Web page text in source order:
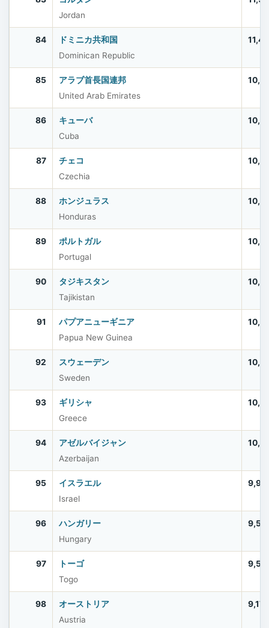
Jordan
84
ドミニカ共和国
Dominican Republic
85
アラブ首長国連邦
United Arab Emirates
86
キューバ
Cuba
87
チェコ
Czechia
88
ホンジュラス
Honduras
89
ポルトガル
Portugal
90
タジキスタン
Tajikistan
91
パプアニューギニア
Papua New Guinea
92
スウェーデン
Sweden
93
ギリシャ
Greece
94
アゼルバイジャン
Azerbaijan
95
イスラエル
Israel
96
ハンガリー
Hungary
97
トーゴ
Togo
98
オーストリア
Austria